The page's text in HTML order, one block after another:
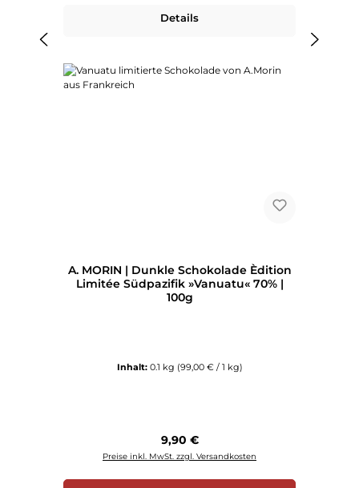
Details
A. MORIN | Dunkle Schokolade Èdition
Limitée Südpazifik »Vanuatu« 70% |
100g
Inhalt: 0.1 kg (99,00 € / 1 kg)
Regulärer Preis:
9,90 €
Preise inkl. MwSt. zzgl. Versandkosten